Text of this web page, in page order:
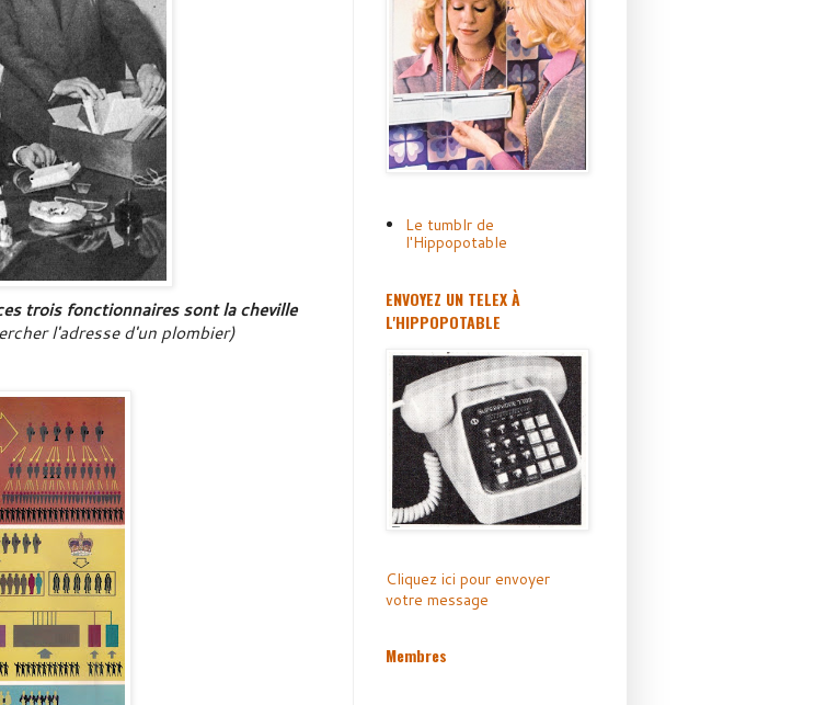
trois fonctionnaires sont la cheville
l'adresse d'un plombier)
Le tumblr de
l'Hippopotable
ENVOYEZ UN TELEX À
L'HIPPOPOTABLE
Cliquez ici pour envoyer
votre message
Membres